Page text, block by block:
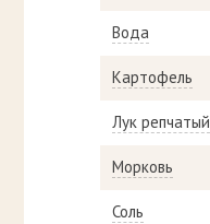
Вода
Картофель
Лук репчатый
Морковь
Соль